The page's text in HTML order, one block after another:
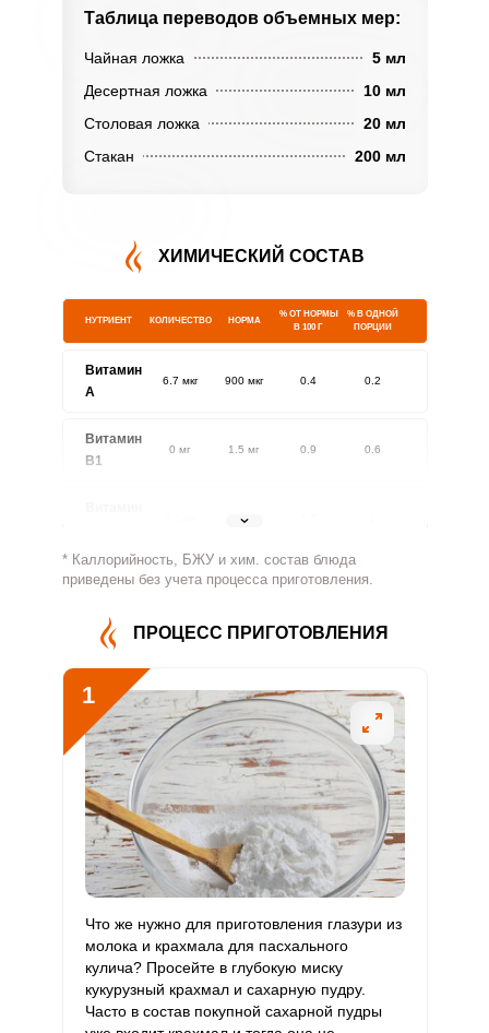
Таблица переводов объемных мер:
Чайная ложка
5 мл
Десертная ложка
10 мл
Столовая ложка
20 мл
Стакан
200 мл
ХИМИЧЕСКИЙ СОСТАВ
НУТРИЕНТ КОЛИЧЕСТВО НОРМА
% ОТ НОРМЫ
В 100 Г
% В ОДНОЙ
ПОРЦИИ
Витамин
A
6.7 мкг 900 мкг 0.4 0.2
Витамин
В1
0 мг 1.5 мг 0.9 0.6
1.8 мг
Витамин
4.8 мг 500 мг 0.5 0.3
Витамин
В5
Витамин
В6
0 мг 2 мг 0.9 0.6
Витамин
В9
1.5 мкг 0.2 0.1
Витамин
В12
0.1 мкг 3 мкг 1.6 1
Витамин
С
0.1 мкг 90 мкг 0 0
Витамин
D
0.2 мкг 1.1
* Каллорийность, БЖУ и хим. состав блюда
приведены без учета процесса приготовления.
ПРОЦЕСС ПРИГОТОВЛЕНИЯ
1
Что же нужно для приготовления глазури из
молока и крахмала для пасхального
кулича? Просейте в глубокую миску
кукурузный крахмал и сахарную пудру.
Часто в состав покупной сахарной пудры
Сообщить об ошибке